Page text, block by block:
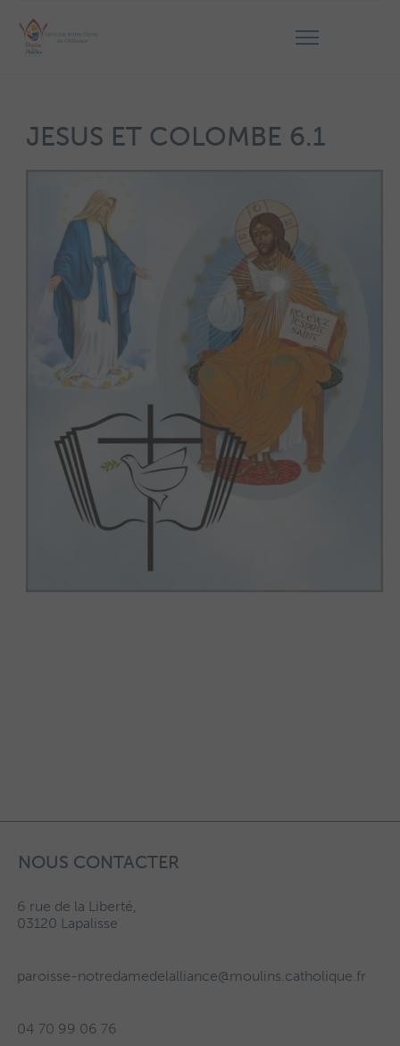
JESUS ET COLOMBE 6.1
NOUS CONTACTER
6 rue de la Liberté,
03120 Lapalisse
paroisse-notredamedelalliance@moulins.catholique.fr
04 70 99 06 76